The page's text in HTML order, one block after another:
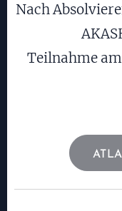
Nach
Teilnahme